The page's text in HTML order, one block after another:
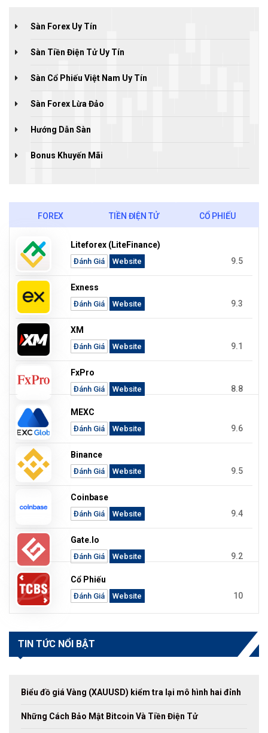
Sàn Forex Uy Tín
Sàn Tiền Điện Tử Uy Tín
Sàn Cổ Phiếu Việt Nam Uy Tín
Sàn Forex Lừa Đảo
Hướng Dẫn Sàn
Bonus Khuyến Mãi
FOREX TIỀN ĐIỆN TỬ CỔ PHIẾU
Liteforex (LiteFinance)
Đánh Giá Website 9.5
Exness
Đánh Giá Website 9.3
XM
Đánh Giá Website 9.1
FxPro
Đánh Giá Website 8.8
MEXC
Đánh Giá Website 9.6
Binance
Đánh Giá Website 9.5
Coinbase
Đánh Giá Website 9.4
Gate.io
Đánh Giá Website 9.2
Cổ Phiếu
Đánh Giá Website 10
TIN TỨC NỔI BẬT
Biểu đồ giá Vàng (XAUUSD) kiểm tra lại mô hình hai đỉnh
Những Cách Bảo Mật Bitcoin Và Tiền Điện Tử